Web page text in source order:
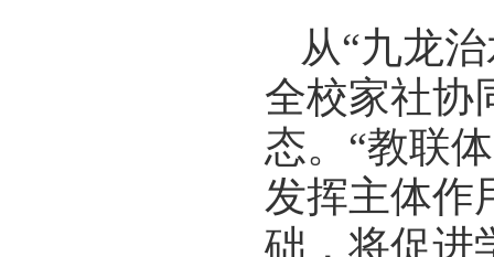
从“九龙
全校家社协
态。“教联
发挥主体作
础，将促进